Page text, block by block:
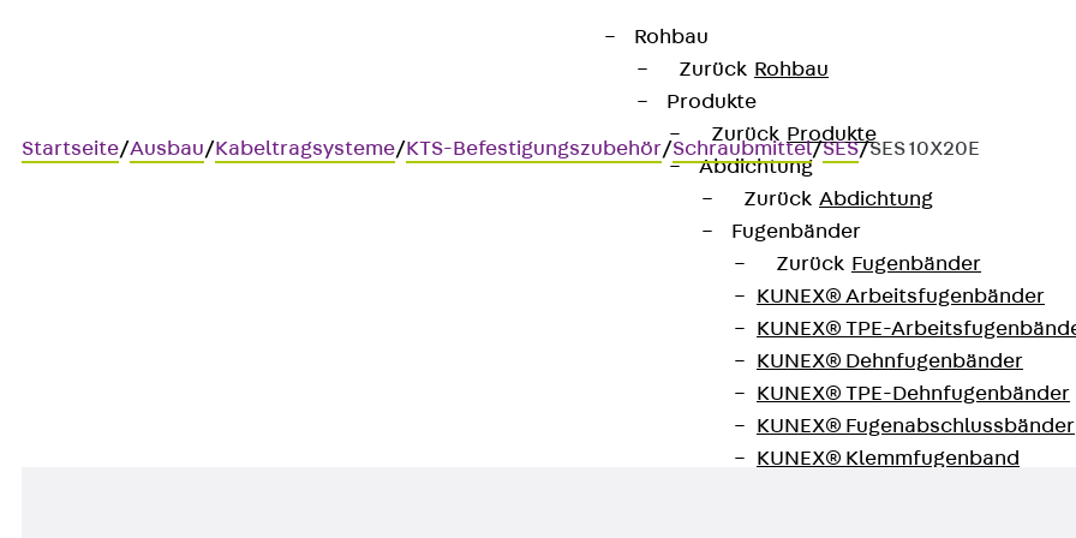
Rohbau
Zurück Rohbau
Produkte
Zurück Produkte
Abdichtung
Zurück Abdichtung
Fugenbänder
Zurück Fugenbänder
KUNEX® Arbeitsfugenbänder
KUNEX® TPE-
KUNEX® Dehnfugenbänder
KUNEX® TPE-Dehnfugenbänder
KUNEX® Fugenabschlussbänder
KUNEX® Klemmfugenband
Startseite/Ausbau/Kabeltragsysteme/KTS-Befestigungszubehör/Schraubmittel/SES/SES 10X20E